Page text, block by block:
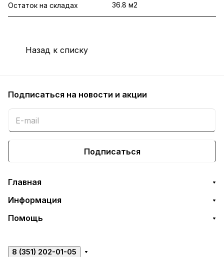
Остаток на складах 36.8 м2
Назад к списку
Подписаться на новости и акции
Подписаться
Главная
Информация
Помощь
8 (351) 202-01-05